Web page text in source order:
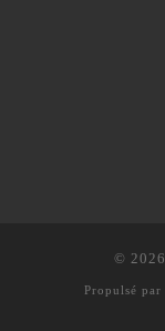
© 2026
Propulsé par